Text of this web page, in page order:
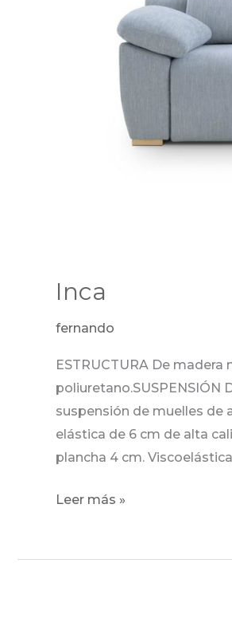
Inca
fernando
ESTRUCTURA De
poliuretano.SUSPENSIÓN
suspensión de muelles de
elástica de 6 cm de alta
plancha 4 cm.
Leer más »